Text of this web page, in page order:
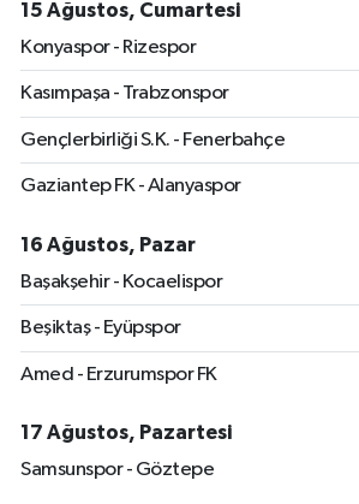
15 Ağustos, Cumartesi
Konyaspor - Rizespor
Kasımpaşa - Trabzonspor
Gençlerbirliği S.K. - Fenerbahçe
Gaziantep FK - Alanyaspor
16 Ağustos, Pazar
Başakşehir - Kocaelispor
Beşiktaş - Eyüpspor
Amed - Erzurumspor FK
17 Ağustos, Pazartesi
Samsunspor - Göztepe